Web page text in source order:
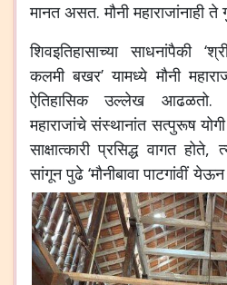
मानत असत. मौनी महाराजांनाही
शिवइतिहासाच्या साधनांपैकी
कलमी बखर’ यामध्ये मौनी
ऐतिहासिक उल्लेख आढळतो.
महाराजांचे संस्थानांत सत्पुरूष योगी
साक्षात्कारी प्रसिद्ध वागत
सांगून पुढे ‘मौनीबावा पाटगांवीं येऊन